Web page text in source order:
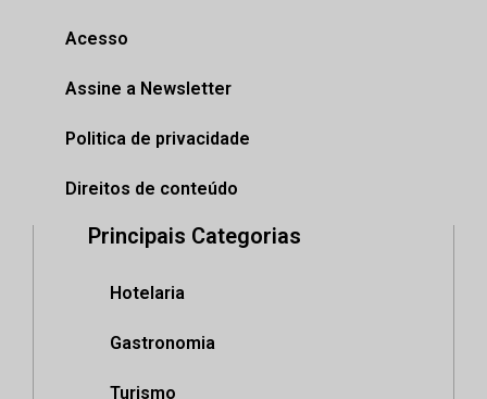
Acesso
Assine a Newsletter
Politica de privacidade
Direitos de conteúdo
Principais Categorias
Hotelaria
Gastronomia
Turismo